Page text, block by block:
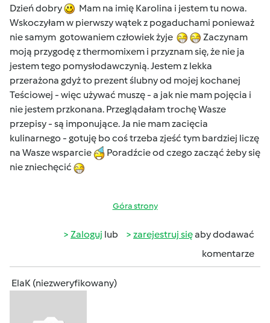
Dzień dobry
Mam na imię Karolina i jestem tu nowa.
Wskoczyłam w pierwszy wątek z pogaduchami ponieważ
nie samym gotowaniem człowiek żyje
Zaczynam
moją przygodę z thermomixem i przyznam się, że nie ja
jestem tego pomysłodawczynią. Jestem z lekka
przerażona gdyż to prezent ślubny od mojej kochanej
Teściowej - więc używać muszę - a jak nie mam pojęcia i
nie jestem przkonana. Przeglądałam trochę Wasze
przepisy - są imponujące. Ja nie mam zacięcia
kulinarnego - gotuję bo coś trzeba zjeść tym bardziej liczę
na Wasze wsparcie
Poradźcie od czego zacząć żeby się
nie zniechęcić
Góra strony
Zaloguj lub zarejestruj sięaby dodawać
komentarze
ElaK (niezweryfikowany)